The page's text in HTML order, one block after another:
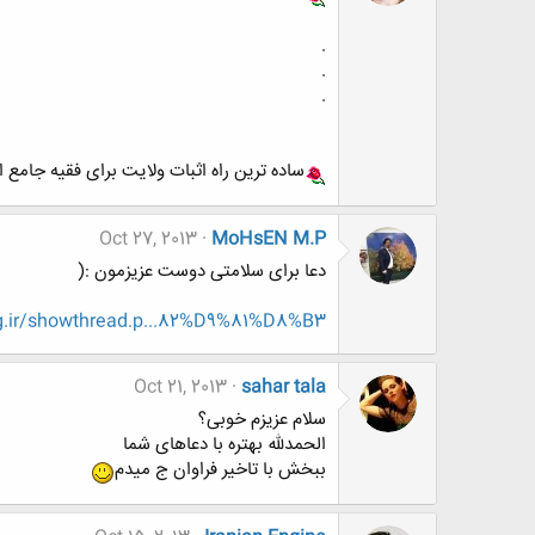
.
.
.
ساده ترین راه اثبات ولایت برای فقیه
MoHsEN M.P
Oct 27, 2013
دعا برای سلامتی دوست عزیزمون :(
showthread.p...82%D9%81%D8%B3
sahar tala
Oct 21, 2013
سلام عزیزم خوبی؟
الحمدلله بهتره با دعاهای شما
ببخش با تاخیر فراوان ج میدم